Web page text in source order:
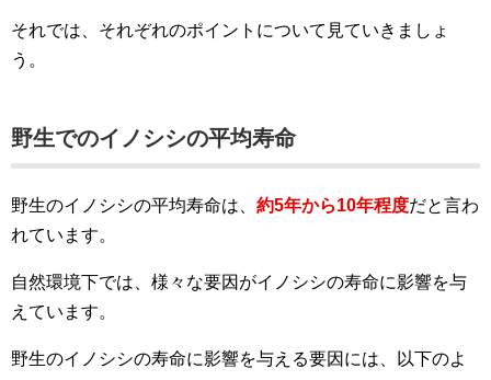
それでは、それぞれのポイントについて見ていきましょ
う。
野生でのイノシシの平均寿命
野生のイノシシの平均寿命は、 約5年から10年程度だと言わ
れています。
自然環境下では、様々な要因がイノシシの寿命に影響を与
えています。
野生のイノシシの寿命に影響を与える要因には、以下のよ